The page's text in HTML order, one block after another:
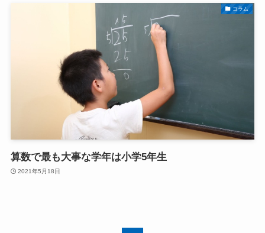
コラム
算数で最も大事な学年は小学5年生
2021年5月18日